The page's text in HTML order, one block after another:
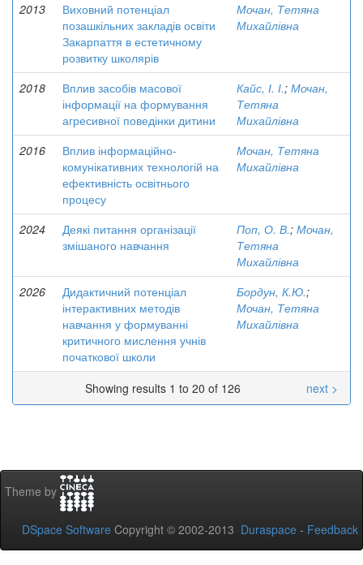
2013
Виховний потенціал
позашкільних закладів освіти
Закарпаття в естетичному
розвитку школярів
Мочан, Тетяна
Михайлівна
2018
Вплив засобів масової
інформації на формування
агресивної поведінки дитини
Кайс, І. І.; Мочан,
Тетяна
Михайлівна
2016
Вплив інформаційно-
комунікативних технологій на
ефективність освітнього
процесу
Мочан, Тетяна
Михайлівна
2024
Деякі питання організації
змішаного навчання
Поп, О. В.; Мочан,
Тетяна
Михайлівна
2026
Дидактичний потенціал
інтерактивних методів
навчання у формуванні
критичного мислення учнів
початкової школи
Бордун, К.Ю.;
Мочан, Тетяна
Михайлівна
Showing results 1 to 20 of 126 next >
Theme by
DSpace Software Copyright © 2002-2013 Duraspace - Feedback